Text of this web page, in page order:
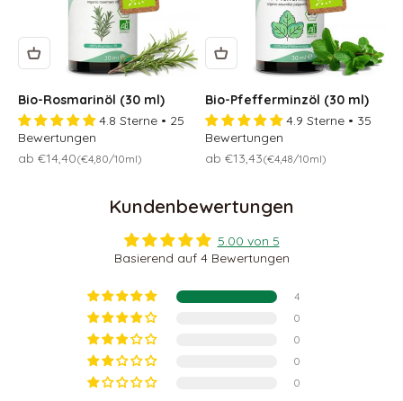
Bio-Rosmarinöl (30 ml)
4.8 Sterne • 25
Bewertungen
Osteraktion 🐣
ab €14,40(€4,80/10ml)
Bio-Pfefferminzöl (30 ml)
4.9 Sterne • 35
Bewertungen
Osteraktion 🐣
ab €13,43(€4,48/10ml)
Kundenbewertungen
5.00 von 5
Basierend auf 4 Bewertungen
4
0
0
0
0